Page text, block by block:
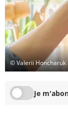
© Valerii Honcharuk
Je